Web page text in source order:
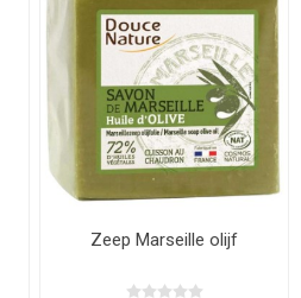
Zeep Marseille olijf